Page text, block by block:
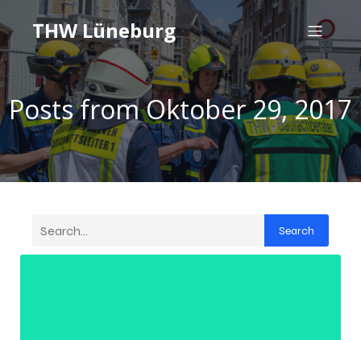
THW Lüneburg
Posts from Oktober 29, 2017
Search